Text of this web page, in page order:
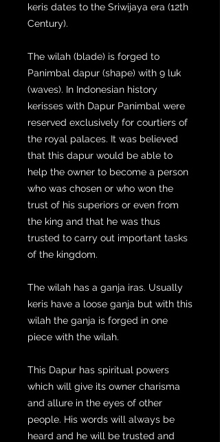
keris dates to the Sriwijaya era (12th
Century).
The wilah (blade) is forged to
Panimbal dapur (shape) with 9 luk
(waves). In Indonesian history
kerisses with Dapur Panimbal were
reserved exclusively for courtiers of
the royal palaces. It was believed
that this dapur would be able to
help the owner to become a person
who was chosen or who won the
trust of his superiors or even from
the king and that he was thus
trusted to carry out important tasks
of the kingdom.
The wilah has a ganja iras. Usually
keris have a loose ganja but with this
wilah the ganja is forged in one
piece with the wilah.
This Dapur has spiritual powers
which will give its owner charisma
and allure in the eyes of other
people. His words will always be
heard and he will be trusted and